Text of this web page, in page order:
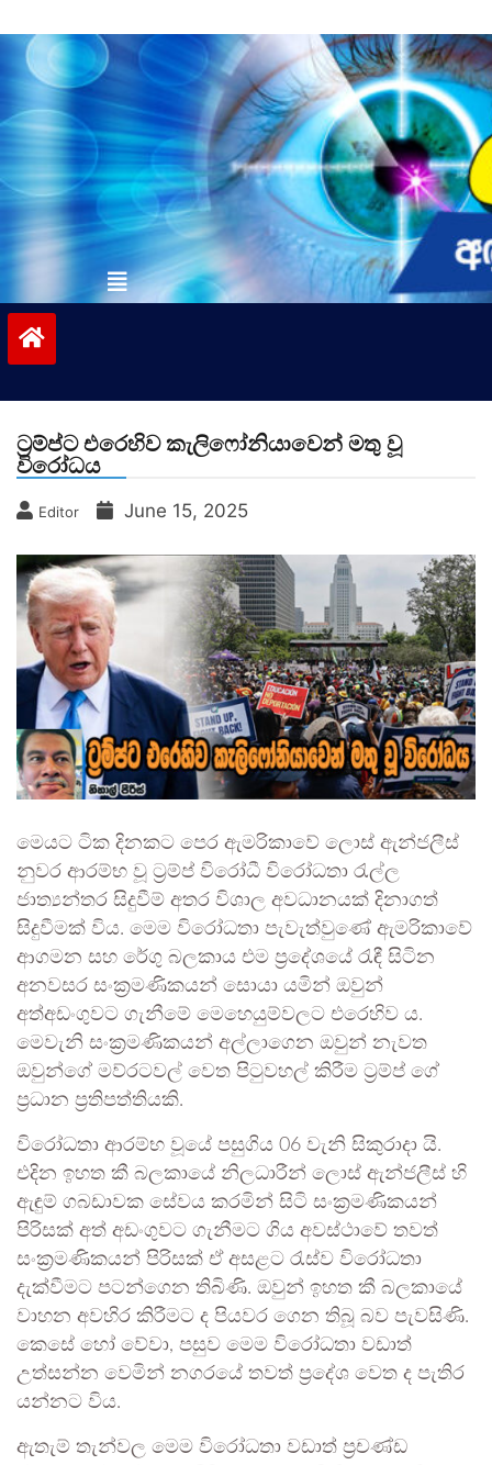
to
contentvinivida.lk
ට්‍රම්ප්ට එරෙහිව කැලිෆෝනියාවෙන් මතු වූ
විරෝධය
Editor June 15, 2025
මෙයට ටික දිනකට පෙර ඇමරිකාවේ ලොස් ඇන්ජලීස්
නුවර ආරම්භ වූ ට්‍රම්ප් විරෝධී විරෝධතා රැල්ල
ජාත්‍යන්තර සිදුවීම් අතර විශාල අවධානයක් දිනාගත්
සිදුවීමක් විය. මෙම විරෝධතා පැවැත්වුණේ ඇමරිකාවේ
ආගමන සහ රේගු බලකාය එම ප්‍රදේශයේ රැඳී සිටින
අනවසර සංක්‍රමණිකයන් සොයා යමින් ඔවුන්
අත්අඩංගුවට ගැනීමේ මෙහෙයුම්වලට එරෙහිව ය.
මෙවැනි සංක්‍රමණිකයන් අල්ලාගෙන ඔවුන් නැවත
ඔවුන්ගේ මව්රටවල් වෙත පිටුවහල් කිරීම ට්‍රම්ප් ගේ
ප්‍රධාන ප්‍රතිපත්තියකි.
විරෝධතා ආරම්භ වූයේ පසුගිය 06 වැනි සිකුරාදා යි.
එදින ඉහත කී බලකායේ නිලධාරීන් ලොස් ඇන්ජලීස් හි
ඇඳුම් ගබඩාවක සේවය කරමින් සිටි සංක්‍රමණිකයන්
පිරිසක් අත් අඩංගුවට ගැනීමට ගිය අවස්ථාවේ තවත්
සංක්‍රමණිකයන් පිරිසක් ඒ අසළට රැස්ව විරෝධතා
දැක්වීමට පටන්ගෙන තිබිණි. ඔවුන් ඉහත කී බලකායේ
වාහන අවහිර කිරීමට ද පියවර ගෙන තිබූ බව පැවසිණි.
කෙසේ හෝ වේවා, පසුව මෙම විරෝධතා වඩාත්
උත්සන්න වෙමින් නගරයේ තවත් ප්‍රදේශ වෙත ද පැතිර
යන්නට විය.
ඇතැම් තැන්වල මෙම විරෝධතා වඩාත් ප්‍රචණ්ඩ